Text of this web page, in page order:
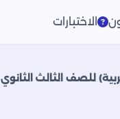
الاختبارات
للصف الثالث الثانوي